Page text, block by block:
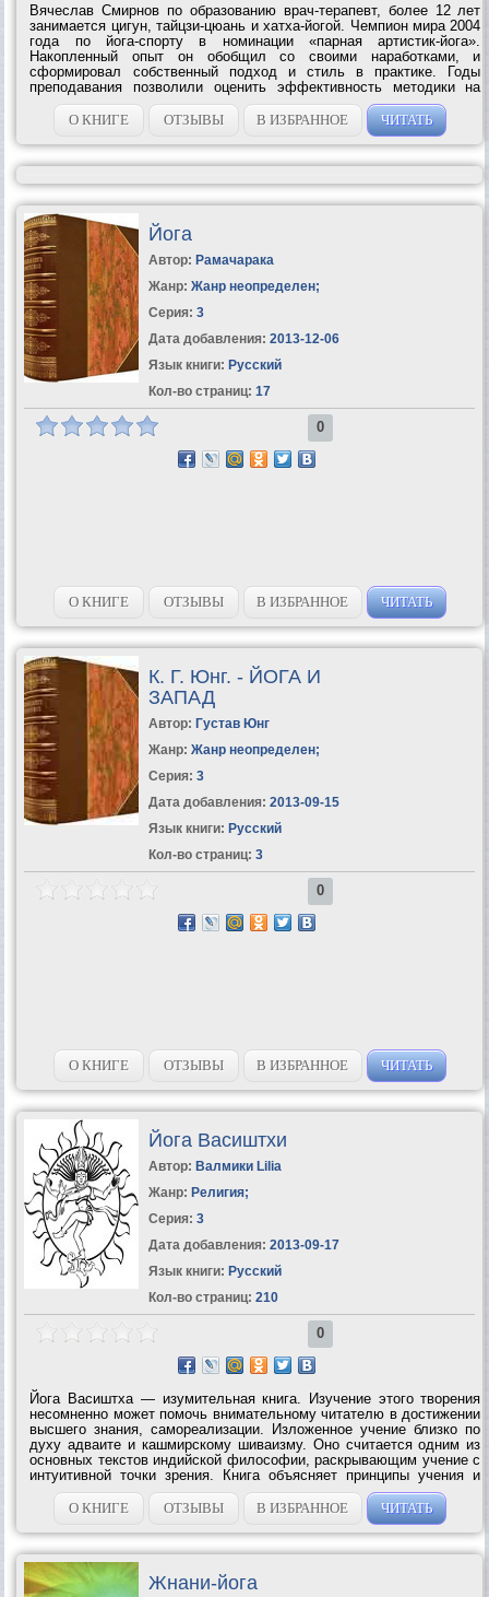
Вячеслав Смирнов по образованию врач-терапевт, более 12 лет
занимается цигун, тайцзи-цюань и хатха-йогой. Чемпион мира 2004
года по йога-спорту в номинации «парная артистик-йога».
Накопленный опыт он обобщил со своими наработками, и
сформировал собственный подход и стиль в практике. Годы
преподавания позволили оценить эффективность методики на
большом количестве людей. Благодаря занятиям многие из них
решили серьёзные проблемы со...
О КНИГЕ ОТЗЫВЫ В ИЗБРАННОЕ ЧИТАТЬ
Йога
Автор: Рамачарака
Жанр: Жанр неопределен;
Серия: 3
Дата добавления: 2013-12-06
Язык книги: Русский
Кол-во страниц: 17
0
О КНИГЕ ОТЗЫВЫ В ИЗБРАННОЕ ЧИТАТЬ
К. Г. Юнг. - ЙОГА И
ЗАПАД
Автор: Густав Юнг
Жанр: Жанр неопределен;
Серия: 3
Дата добавления: 2013-09-15
Язык книги: Русский
Кол-во страниц: 3
0
О КНИГЕ ОТЗЫВЫ В ИЗБРАННОЕ ЧИТАТЬ
Йога Васиштхи
Автор: Валмики Lilia
Жанр: Религия;
Серия: 3
Дата добавления: 2013-09-17
Язык книги: Русский
Кол-во страниц: 210
0
Йога Васиштха — изумительная книга. Изучение этого творения
несомненно может помочь внимательному читателю в достижении
высшего знания, самореализации. Изложенное учение близко по
духу адваите и кашмирскому шиваизму. Оно считается одним из
основных текстов индийской философии, раскрывающим учение с
интуитивной точки зрения. Книга объясняет принципы учения и
иллюстрирует их огромным количеством историй, сказок и
парабол. Она...
О КНИГЕ ОТЗЫВЫ В ИЗБРАННОЕ ЧИТАТЬ
Жнани-йога